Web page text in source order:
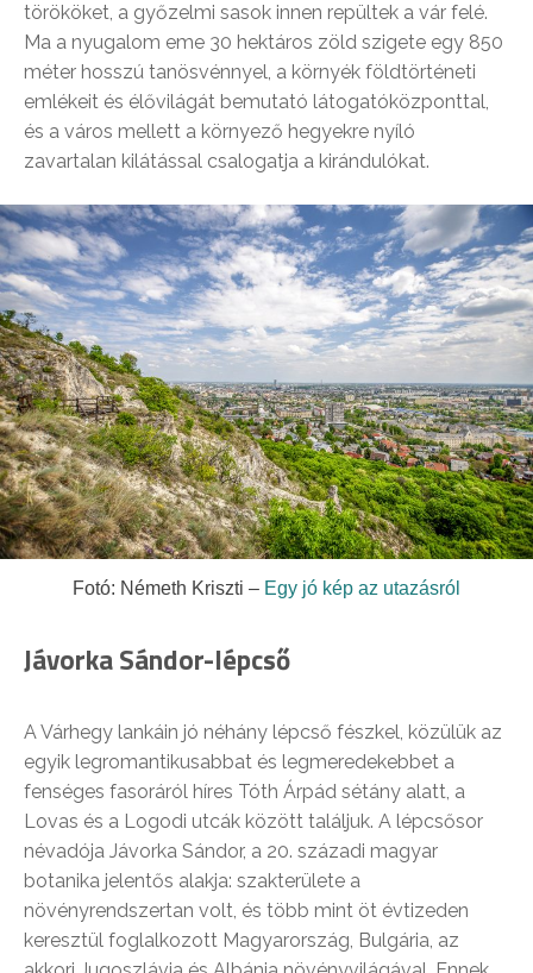
törököket, a győzelmi sasok innen repültek a vár felé.
Ma a nyugalom eme 30 hektáros zöld szigete egy 850
méter hosszú tanösvénnyel, a környék földtörténeti
emlékeit és élővilágát bemutató látogatóközponttal,
és a város mellett a környező hegyekre nyíló
zavartalan kilátással csalogatja a kirándulókat.
Fotó: Németh Kriszti – Egy jó kép az utazásról
Jávorka Sándor-lépcső
A Várhegy lankáin jó néhány lépcső fészkel, közülük az
egyik legromantikusabbat és legmeredekebbet a
fenséges fasoráról híres Tóth Árpád sétány alatt, a
Lovas és a Logodi utcák között találjuk. A lépcsősor
névadója Jávorka Sándor, a 20. századi magyar
botanika jelentős alakja: szakterülete a
növényrendszertan volt, és több mint öt évtizeden
keresztül foglalkozott Magyarország, Bulgária, az